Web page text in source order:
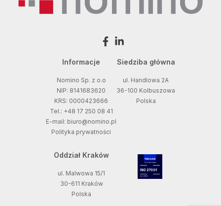
Informacje
Nomino Sp. z o.o
NIP: 8141683620
KRS: 0000423666
Tel.: +48 17 250 08 41
E-mail: biuro@nomino.pl
Polityka prywatności
Siedziba główna
ul. Handlowa 2A
36-100 Kolbuszowa
Polska
Oddział Kraków
ul. Malwowa 15/1
30-611 Kraków
Polska